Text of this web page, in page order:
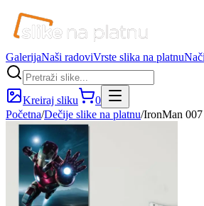
GalerijaNaši radoviVrste slika na platnu
Kreiraj sliku
0
Početna/Dečije slike na platnu/IronMan 007